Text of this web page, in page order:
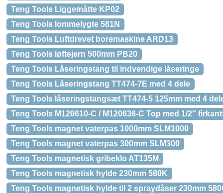
Teng Tools Liggemåtte KP02
Teng Tools lommelygte 581N
Teng Tools Luftdrevet boremaskine ARD13
Teng Tools løftejern 500mm PB20
Teng Tools Låseringstang til indvendige låseringe
Teng Tools Låseringstang TT474-7E med 4 dele
Teng Tools låseringstangsæt TT474-5 125mm med 4
Teng Tools M120610-C / M120636-C Top med 1/2″
Teng Tools magnet vaterpas 1000mm SLM1000
Teng Tools magnet vaterpas 300mm SLM300
Teng Tools magnetisk gribeklo AT135M
Teng Tools magnetisk hylde 230mm 580K
Teng Tools magnetisk hylde til 2 spraydåser 230mm